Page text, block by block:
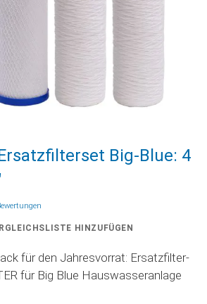
Big-Blue: 4
HINZUFÜGEN
für den Jahresvorrat: Ersatzfilter-
für Big Blue Hauswasseranlage